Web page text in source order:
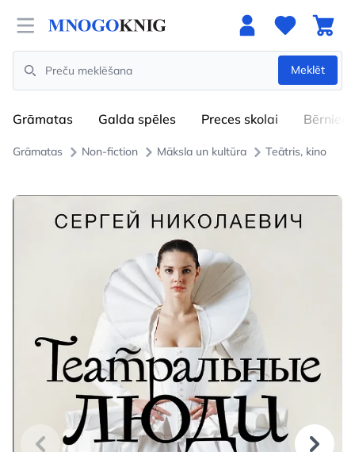
Open menu
Search
Meklēt
Grāmatas Galda spēles Preces skolai Bērniem
Grāmatas Non-fiction Māksla un kultūra Teātris, kino